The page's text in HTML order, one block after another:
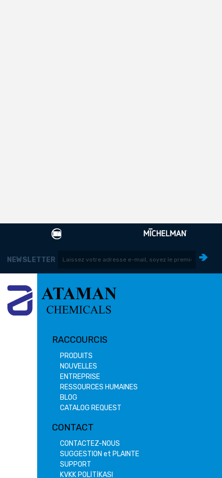
NEWSLETTER
RACCOURCIS
PRODUITS
NOUVELLES
ENTREPRISE
RESSOURCES HUMAINES
BLOG
CATALOG REQUEST
CONTACT
CONTACTEZ-NOUS
SUGGESTION et PLAINTE
SUPPORT
KVKK POLİTİKASI